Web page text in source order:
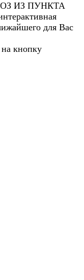
ИЗ ПУНКТА
для Вас
кнопку